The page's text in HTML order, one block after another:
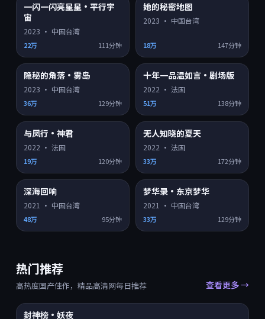
8.8 4K超清
一闪一闪亮星星·平行宇
宙
2023 · 中国台湾
22万 111分钟
9.1
她的秘密地图
2023 · 中国台湾
18万 147分钟
9.2
隐秘的角落·雾岛
2023 · 中国台湾
36万 129分钟
8.2 HD
十年一品温如言·剧场版
2022 · 法国
51万 138分钟
8.3
与凤行·神君
2022 · 法国
19万 120分钟
8.6
无人知晓的夏天
2022 · 法国
33万 172分钟
8.1
深海回响
2021 · 中国台湾
48万 95分钟
7.3
梦华录·东京梦华
2021 · 中国台湾
33万 129分钟
热门推荐
高热度国产佳作，精品高清网每日推荐 查看更多 →
8.0
封神榜·妖夜